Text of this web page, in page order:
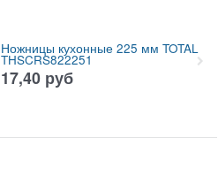
Ножницы кухонные 225 мм TOTAL
THSCRS822251
17,40 руб